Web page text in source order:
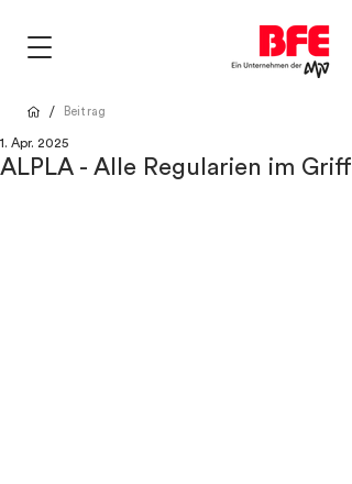
/ Beitrag
ALPLA - Alle Regularien im Griff
1. Apr. 2025